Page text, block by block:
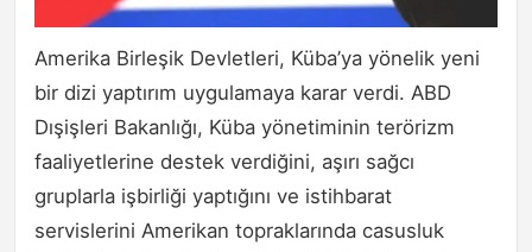
Amerika Birleşik Devletleri, Küba’ya yönelik yeni
bir dizi yaptırım uygulamaya karar verdi. ABD
Dışişleri Bakanlığı, Küba yönetiminin terörizm
faaliyetlerine destek verdiğini, aşırı sağcı
gruplarla işbirliği yaptığını ve istihbarat
servislerini Amerikan topraklarında casusluk